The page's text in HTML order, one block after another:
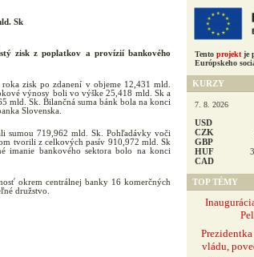
Sk
zisk z poplatkov a provízií bankového
zisk po zdanení v objeme 12,431 mld.
výnosy boli vo výške 25,418 mld. Sk a
mld. Sk. Bilančná suma bánk bola na konci
Slovenska.
sumou 719,962 mld. Sk. Pohľadávky voči
tvorili z celkových pasív 910,972 mld. Sk
imanie bankového sektora bolo na konci
okrem centrálnej banky 16 komerčných
družstvo.
Tento projekt je
Európskeho
KURZY
7. 8. 2026
USD
CZK
GBP
HUF
CAD
TOP TÉMY
vládu,